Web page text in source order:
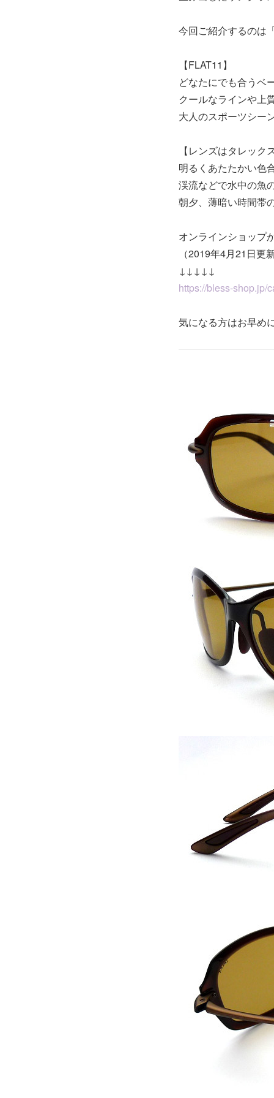
今回ご紹介するのは
【FLAT11】
どなたにでも合うベ
クールなラインや上
大人のスポーツシー
【レンズはタレッ
明るくあたたかい色
渓流などで水中の魚
朝夕、薄暗い時間帯
オンラインショップ
（2019年4月21日更
↓↓↓↓↓
https://bless-shop.jp/
気になる方はお早め